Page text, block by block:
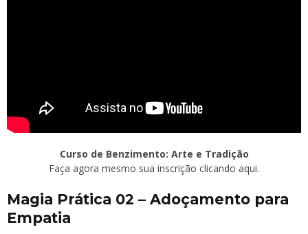
Curso de Benzimento: Arte e Tradição
Faça agora mesmo sua inscrição clicando aqui.
Magia Prática 02 – Adoçamento para
Empatia